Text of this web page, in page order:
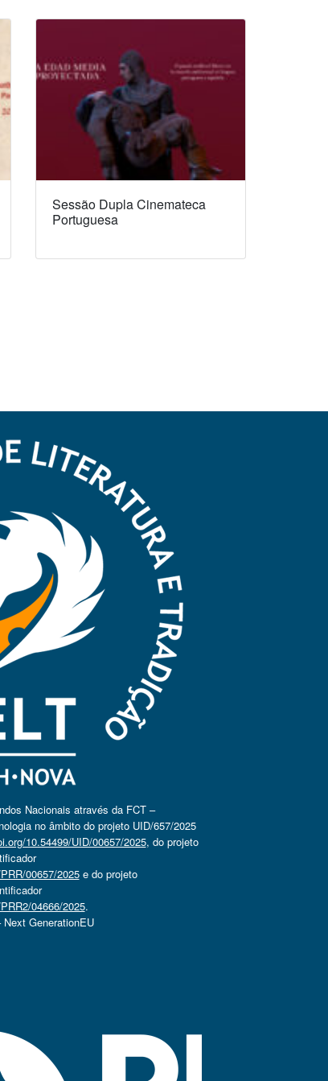
Sessão Dupla Cinemateca
Portuguesa
Nacionais através da FCT –
no âmbito do projeto UID/657/2025
10.54499/UID/00657/2025, do projeto
00657/2025e do projeto
04666/2025.
GenerationEU